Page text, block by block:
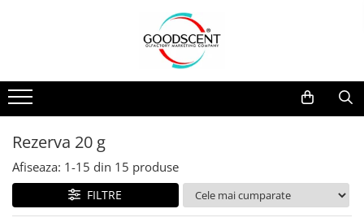
Pachete Promo
Dispozitive de Parfumare
Esente Parfum Ambiental
Rezerve Spray Good Scent
Odorizant cu Pulverizator
Dispozitive de Parfumare Ambientală
Auto
Rezidențiale
Comerciale
Industriale (HVAC)
Esente Parfum Ambiental
Mostre
Rezerva 10 g
Rezerva 20 g
Rezerva 100 g
Rezerva 200 g
Rezerva 500 g
Rezerva 20 g
Afiseaza: 1-15 din 15 produse
FILTRE